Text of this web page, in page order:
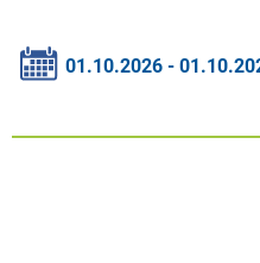
01.10.2026 -